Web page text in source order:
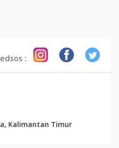
:
Kalimantan Timur